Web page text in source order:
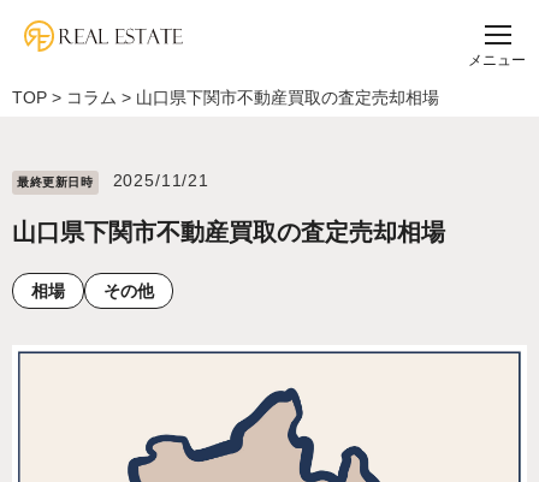
メニュー
TOP > コラム > 山口県下関市不動産買取の査定売却相場
最終更新⽇時 2025/11/21
山口県下関市不動産買取の査定売却相場
相場 その他